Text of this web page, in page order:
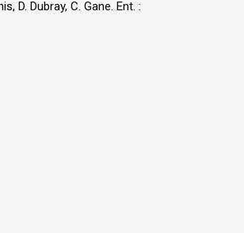
D. Dubray, C. Gane. Ent. :